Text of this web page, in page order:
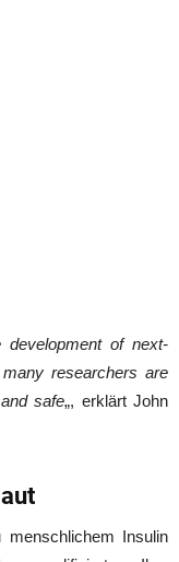
of next-
researchers are
safe„, erklärt John
menschlichem Insulin